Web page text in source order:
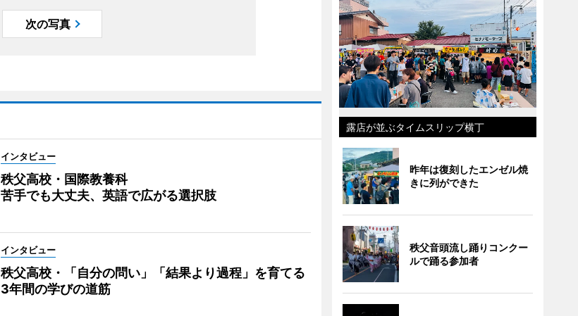
次の写真
インタビュー
秩父高校・国際教養科
苦手でも大丈夫、英語で広がる選択肢
インタビュー
秩父高校・「自分の問い」「結果より過程」を育てる
3年間の学びの道筋
露店が並ぶタイムスリップ横丁
昨年は復刻したエンゼル焼
きに列ができた
秩父音頭流し踊りコンクー
ルで踊る参加者